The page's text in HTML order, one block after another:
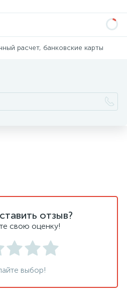
расчет, банковские карты
отзыв?
свою оценку!
выбор!